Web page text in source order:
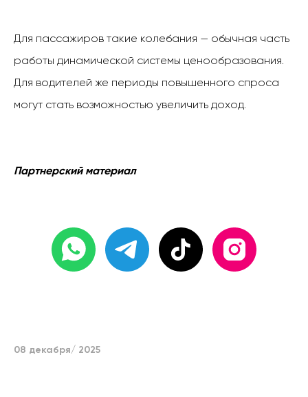
Для пассажиров такие колебания — обычная часть
работы динамической системы ценообразования.
Для водителей же периоды повышенного спроса
могут стать возможностью увеличить доход.
Партнерский материал
08 декабря/ 2025